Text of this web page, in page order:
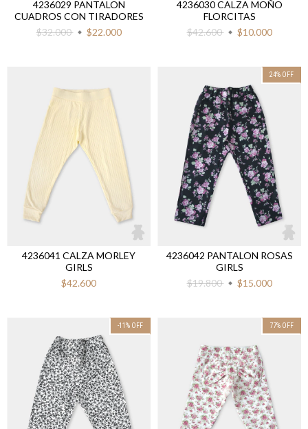
4236029 PANTALON
CUADROS CON TIRADORES
$32.000
$22.000
4236030 CALZA MOÑO
FLORCITAS
$42.600
$10.000
4236041 CALZA MORLEY
GIRLS
$42.600
24% OFF
4236042 PANTALON ROSAS
GIRLS
$19.800
$15.000
-11 % OFF 77% OFF